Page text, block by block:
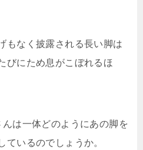
もなく披露される長い脚は
びにため息がこぼれるほ
は一体どのようにあの脚を
ているのでしょうか。